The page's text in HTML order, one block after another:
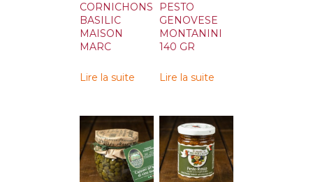
CORNICHONS
BASILIC
MAISON
MARC
Lire la suite
PESTO
GENOVESE
MONTANINI
140 GR
Lire la suite